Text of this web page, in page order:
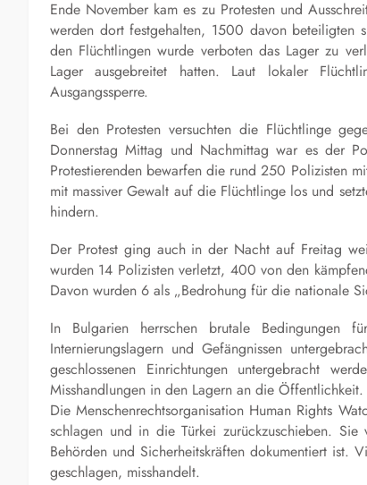
Ende November kam es zu Protesten und
werden dort festgehalten, 1500 davon beteiligten
den Flüchtlingen wurde verboten das Lager zu
Lager ausgebreitet hatten. Laut lokaler
Ausgangssperre.
Bei den Protesten versuchten die Flüchtlinge
Donnerstag Mittag und Nachmittag war es der
Protestierenden bewarfen die rund 250 Polizisten
mit massiver Gewalt auf die Flüchtlinge los und
hindern.
Der Protest ging auch in der Nacht auf Freitag
wurden 14 Polizisten verletzt, 400 von den
Davon wurden 6 als „Bedrohung für die nationale
In Bulgarien herrschen brutale
Internierungslagern und Gefängnissen
geschlossenen Einrichtungen untergebracht
Misshandlungen in den Lagern an die Öffentlichkeit.
Die Menschenrechtsorganisation Human Rights
schlagen und in die Türkei zurückzuschieben.
Behörden und Sicherheitskräften dokumentiert ist.
geschlagen, misshandelt.